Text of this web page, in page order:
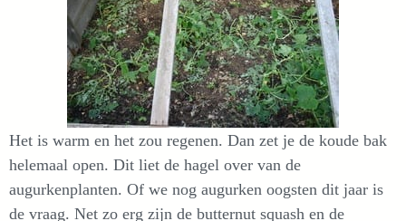
Het is warm en het zou regenen. Dan zet je de koude bak
helemaal open. Dit liet de hagel over van de
augurkenplanten. Of we nog augurken oogsten dit jaar is
de vraag. Net zo erg zijn de butternut squash en de